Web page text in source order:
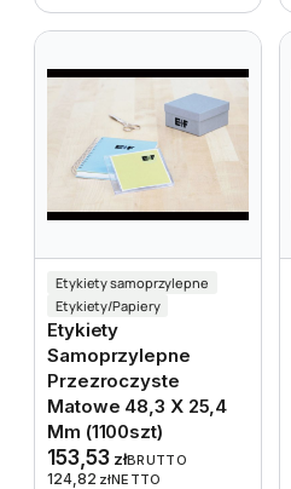
Etykiety samoprzylepne
Etykiety/Papiery
Etykiety
Samoprzylepne
Przezroczyste
Matowe 48,3 X 25,4
Mm (1100szt)
153,53 złBRUTTO
124,82 złNETTO